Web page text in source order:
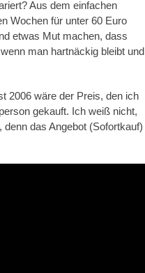
Aus dem einfachen
Wochen für unter 60 Euro
etwas Mut machen, dass
man hartnäckig bleibt und
2006 wäre der Preis, den ich
gekauft. Ich weiß nicht,
das Angebot (Sofortkauf)